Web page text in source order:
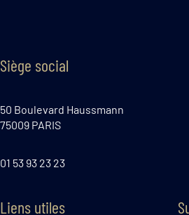
Siège social
50 Boulevard Haussmann
75009 PARIS
01 53 93 23 23
Liens utiles